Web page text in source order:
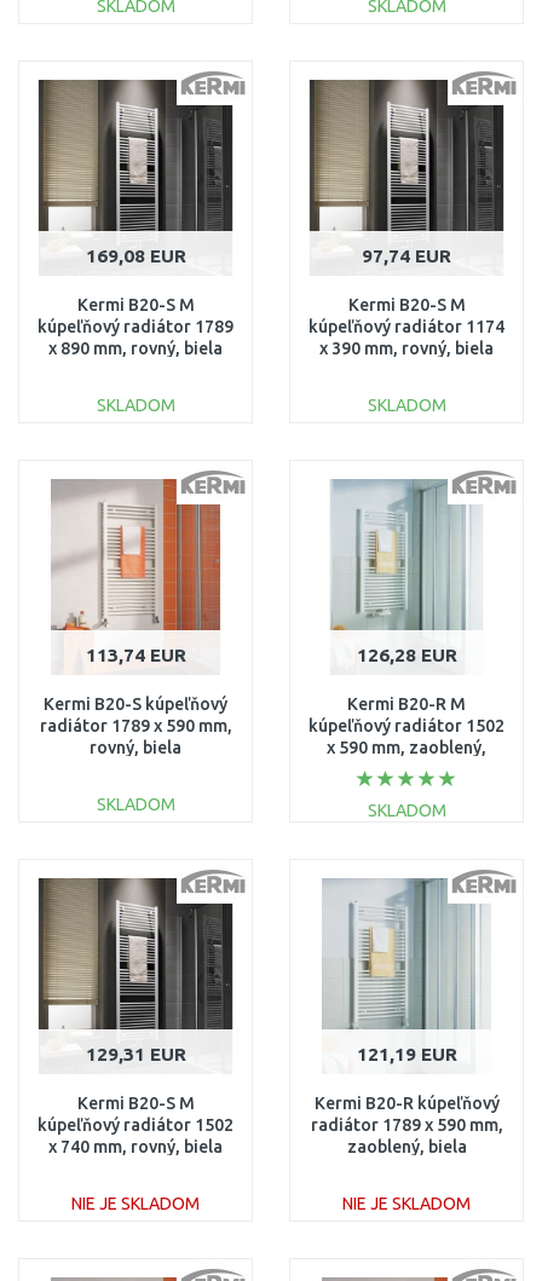
SKLADOM
Porovnať
SKLADOM
Porovnať
169,08 EUR
Kermi B20-S M
kúpeľňový radiátor 1789
x 890 mm, rovný, biela
SKLADOM
Porovnať
97,74 EUR
Kermi B20-S M
kúpeľňový radiátor 1174
x 390 mm, rovný, biela
SKLADOM
Porovnať
113,74 EUR
Kermi B20-S kúpeľňový
radiátor 1789 x 590 mm,
rovný, biela
SKLADOM
Porovnať
126,28 EUR
Kermi B20-R M
kúpeľňový radiátor 1502
x 590 mm, zaoblený,
biela
LR01M1500602XXK
SKLADOM
Porovnať
129,31 EUR
Kermi B20-S M
kúpeľňový radiátor 1502
x 740 mm, rovný, biela
NIE JE SKLADOM
121,19 EUR
Kermi B20-R kúpeľňový
radiátor 1789 x 590 mm,
zaoblený, biela
NIE JE SKLADOM